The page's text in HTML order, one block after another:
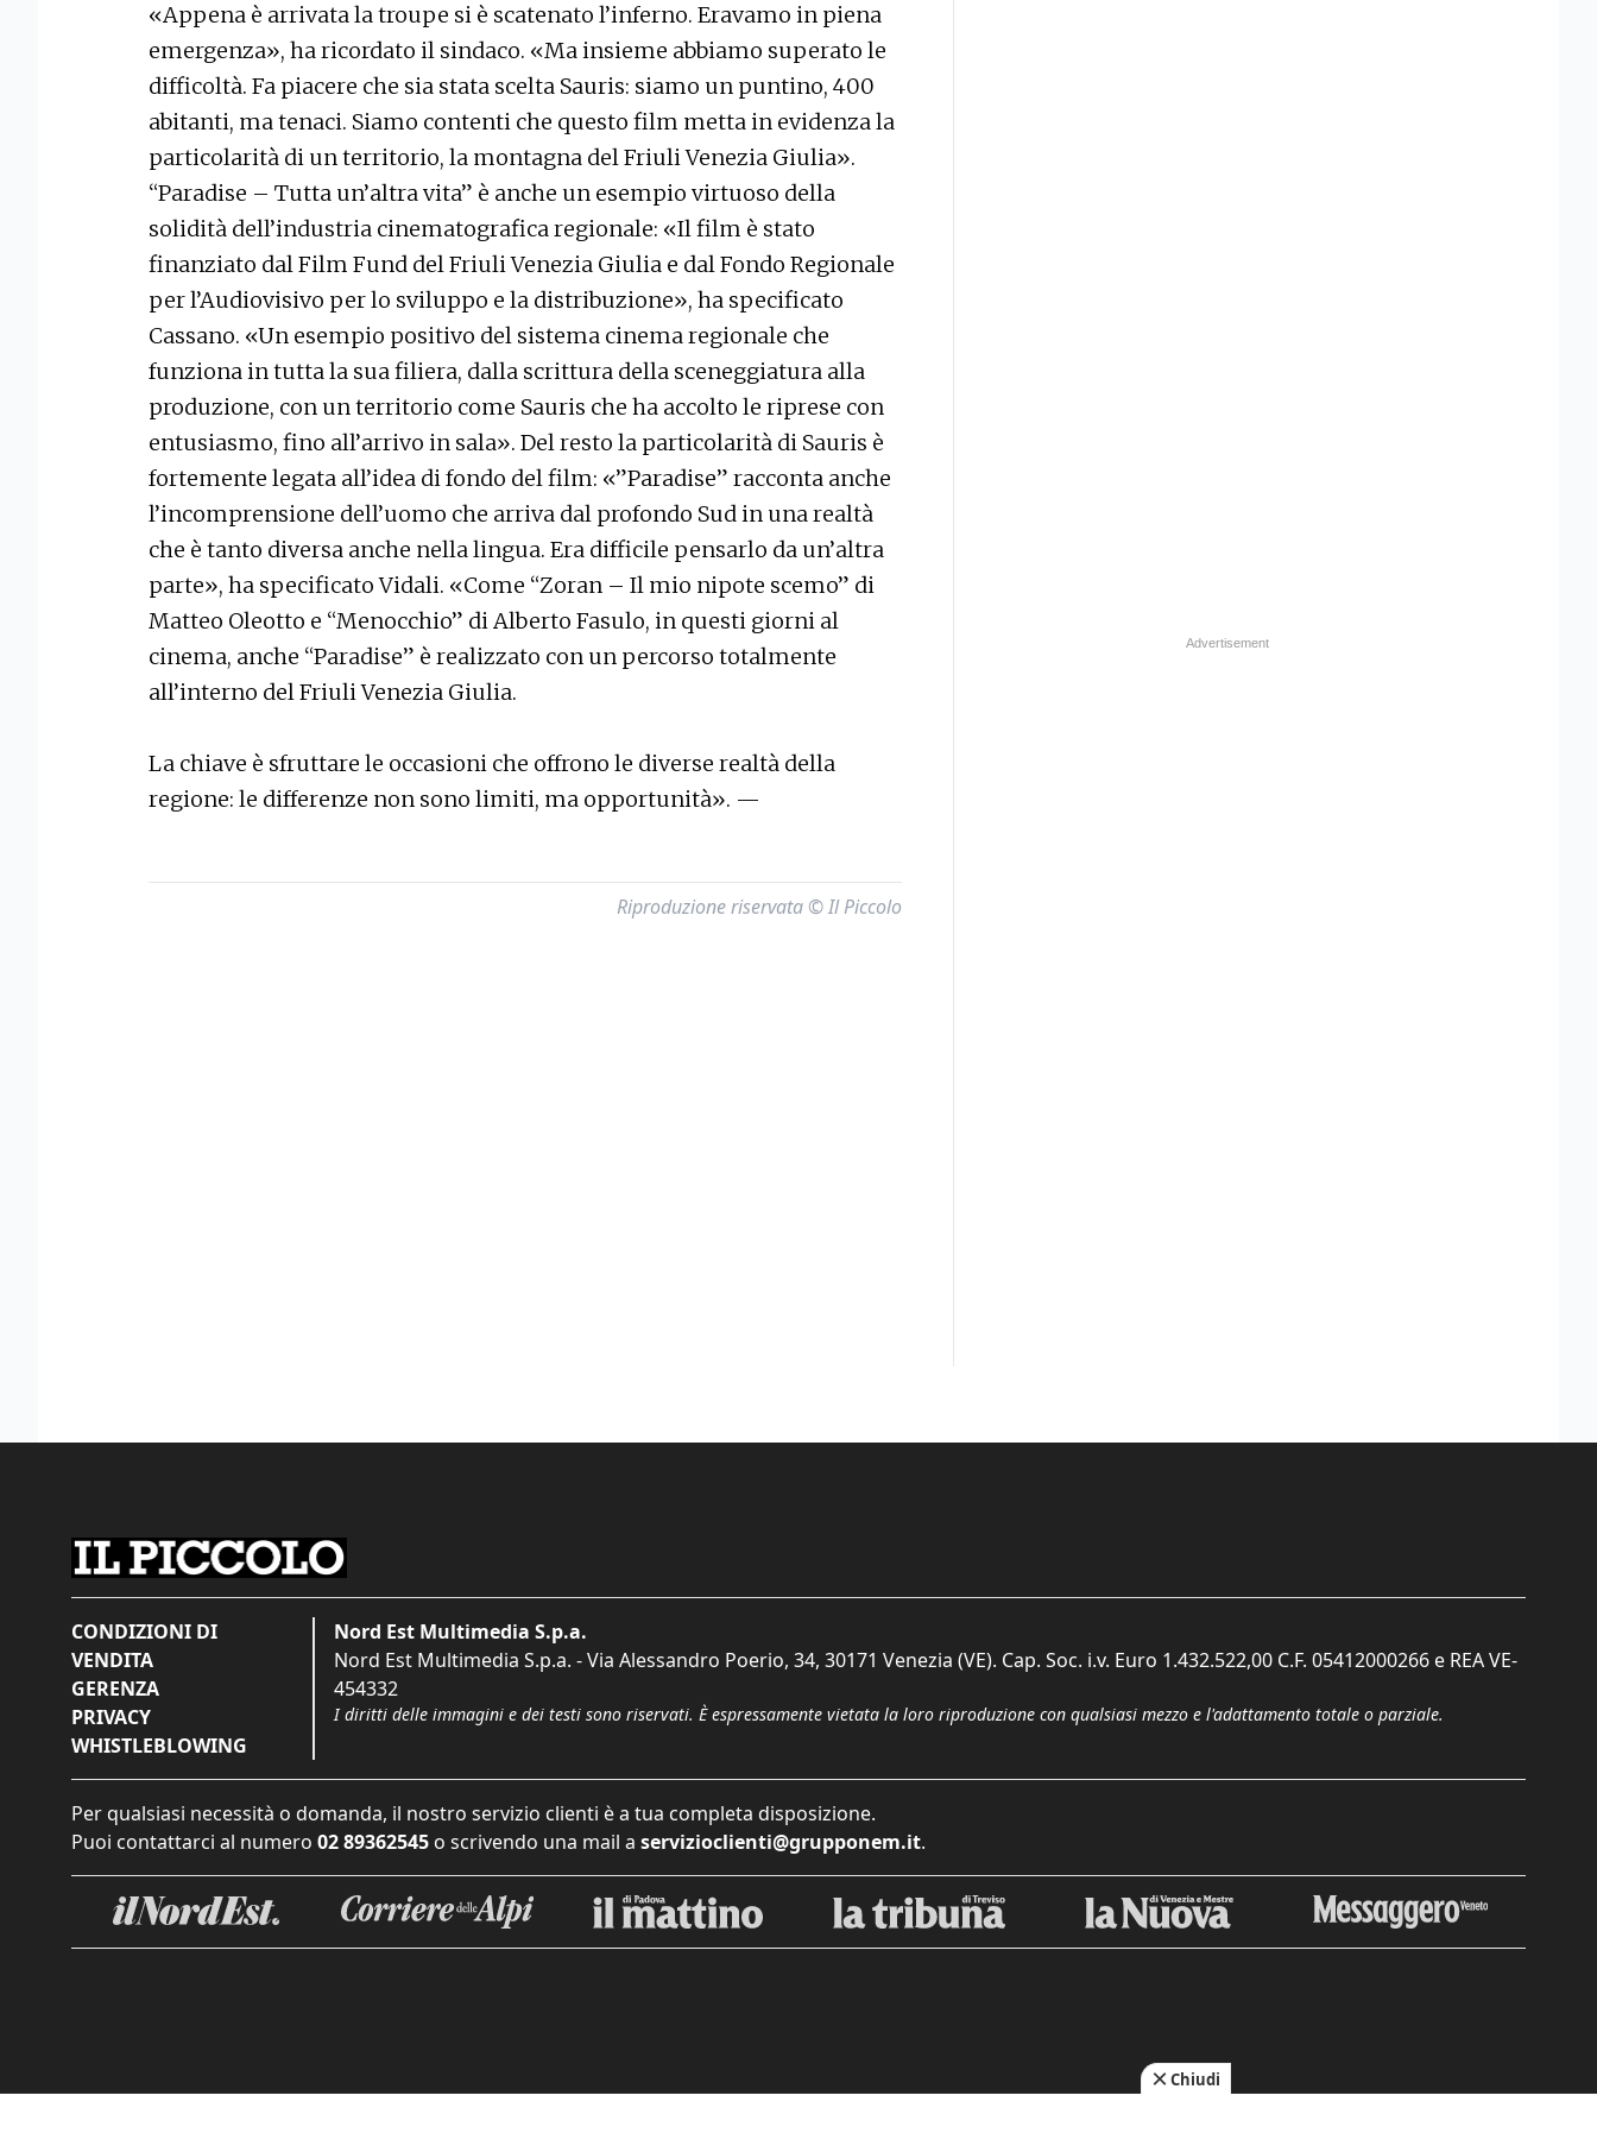
«Appena è arrivata la troupe si è scatenato l’inferno. Eravamo in piena
emergenza», ha ricordato il sindaco. «Ma insieme abbiamo superato le
difficoltà. Fa piacere che sia stata scelta Sauris: siamo un puntino, 400
abitanti, ma tenaci. Siamo contenti che questo film metta in evidenza la
particolarità di un territorio, la montagna del Friuli Venezia Giulia».
“Paradise – Tutta un’altra vita” è anche un esempio virtuoso della
solidità dell’industria cinematografica regionale: «Il film è stato
finanziato dal Film Fund del Friuli Venezia Giulia e dal Fondo Regionale
per l’Audiovisivo per lo sviluppo e la distribuzione», ha specificato
Cassano. «Un esempio positivo del sistema cinema regionale che
funziona in tutta la sua filiera, dalla scrittura della sceneggiatura alla
produzione, con un territorio come Sauris che ha accolto le riprese con
entusiasmo, fino all’arrivo in sala». Del resto la particolarità di Sauris è
fortemente legata all’idea di fondo del film: «”Paradise” racconta anche
l’incomprensione dell’uomo che arriva dal profondo Sud in una realtà
che è tanto diversa anche nella lingua. Era difficile pensarlo da un’altra
parte», ha specificato Vidali. «Come “Zoran – Il mio nipote scemo” di
Matteo Oleotto e “Menocchio” di Alberto Fasulo, in questi giorni al
cinema, anche “Paradise” è realizzato con un percorso totalmente
all’interno del Friuli Venezia Giulia.
La chiave è sfruttare le occasioni che offrono le diverse realtà della
regione: le differenze non sono limiti, ma opportunità». —
Riproduzione riservata © Il Piccolo
CONDIZIONI DI
VENDITA
GERENZA
PRIVACY
WHISTLEBLOWING
Nord Est Multimedia S.p.a.
Nord Est Multimedia S.p.a. - Via Alessandro Poerio, 34, 30171 Venezia (VE). Cap. Soc. i.v. Euro 1.432.522,00 C.F. 05412000266 e REA VE-
454332
I diritti delle immagini e dei testi sono riservati. È espressamente vietata la loro riproduzione con qualsiasi mezzo e l'adattamento totale o parziale.
Per qualsiasi necessità o domanda, il nostro servizio clienti è a tua completa disposizione.
Puoi contattarci al numero 02 89362545 o scrivendo una mail a servizioclienti@grupponem.it.
Chiudi